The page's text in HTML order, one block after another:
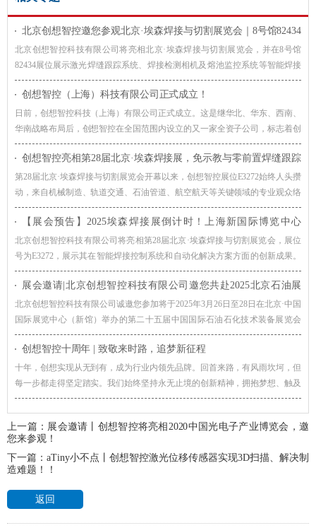
北京创想智控邀您参观北京·埃森焊接与切割展览会｜8号馆82434
展位
北京创想智控科技有限公司将亮相北京·埃森焊接与切割展览会，并在8号馆
82434展位展示激光焊缝跟踪系统、焊接检测相机及熔池监控系统等智能焊接
解决方案，诚邀广大客户莅临交流，共同探讨焊接自动化与智能制造的发展趋
势。创想智控（上海）科技有限公司正式成立！
日前，创想智控科技（上海）有限公司正式成立。这是继华北、华东、西南、
华南战略布局后，创想智控在全国范围内设立的又一家全资子公司，标志着创
想智控在全国主要地区的战略布点进一步完善。
创想智控亮相第28届北京·埃森焊接展，免示教与零前置焊缝跟踪
技术引爆现场关注
第28届北京·埃森焊接与切割展览会开幕以来，创想智控展位E3272始终人头攒
动，来自机械制造、轨道交通、石油管道、航空航天等关键领域的专业观众络
绎不绝。
【展会预告】2025埃森焊接展倒计时！上海新国际博览中心
E3272，创想与您不见不散
北京创想智控科技有限公司将亮相第28届北京·埃森焊接与切割展览会，展位
号为E3272，展示其在智能焊接控制系统和自动化解决方案方面的创新成果。
公司的产品广泛应用于机械制造、汽车、船舶、航空航天等行业，致力于提升
焊接质量和生产效率。
展会邀请|北京创想智控科技有限公司邀您共赴2025北京石油展
（cippe）
北京创想智控科技有限公司诚邀您参加将于2025年3月26日至28日在北京·中国
国际展览中心（新馆）举办的第二十五届中国国际石油石化技术装备展览会
（cippe2025）。
创想智控十周年 | 致敬来时路，追梦新征程
十年，创想实现从无到有，成为行业内领先品牌。回首来路，有风雨坎坷，但
每一步都走得坚定踏实。我们始终坚持永无止境的创新精神，拥抱梦想、触及
各种可能，让世界更智能的理念，践行致力于技术创新，推进工业智能制造的
核心价值观。而我们也将依旧，用这份掷地有声的坚韧和赤诚，去拥抱行业、
拥抱时代、拥抱未来。
上一篇： 展会邀请丨创想智控将亮相2020中国光电子产业博览会，邀
您来参观！
下一篇：aTiny小不点丨创想智控激光位移传感器实现3D扫描、解决制
造难题！！
返回